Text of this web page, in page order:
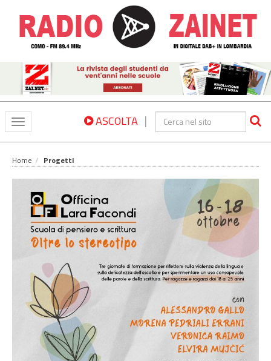
Toggle
navigation
ASCOLTA |
Home Progetti